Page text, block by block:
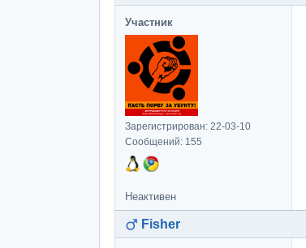
Участник
Зарегистрирован: 22-03-10
Сообщений: 155
Неактивен
Fisher